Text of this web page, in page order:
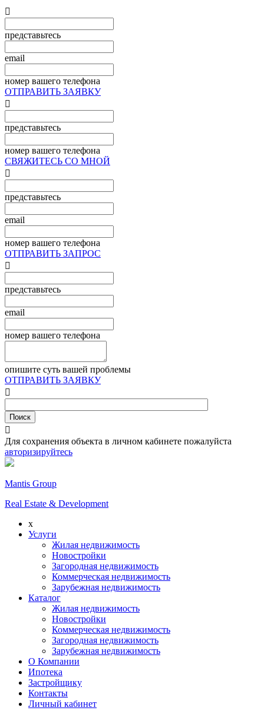

представьтесь
email
номер вашего телефона
ОТПРАВИТЬ ЗАЯВКУ

представьтесь
номер вашего телефона
СВЯЖИТЕСЬ СО МНОЙ

представьтесь
email
номер вашего телефона
ОТПРАВИТЬ ЗАПРОС

представьтесь
email
номер вашего телефона
опишите суть вашей проблемы
ОТПРАВИТЬ ЗАЯВКУ


Для сохранения объекта в личном кабинете пожалуйста
авторизируйтесь
Mantis Group
Real Estate & Development
x
Услуги
Жилая недвижимость
Новостройки
Загородная недвижимость
Коммерческая недвижимость
Зарубежная недвижимость
Каталог
Жилая недвижимость
Новостройки
Коммерческая недвижимость
Загородная недвижимость
Зарубежная недвижимость
О Компании
Ипотека
Застройщику
Контакты
Личный кабинет